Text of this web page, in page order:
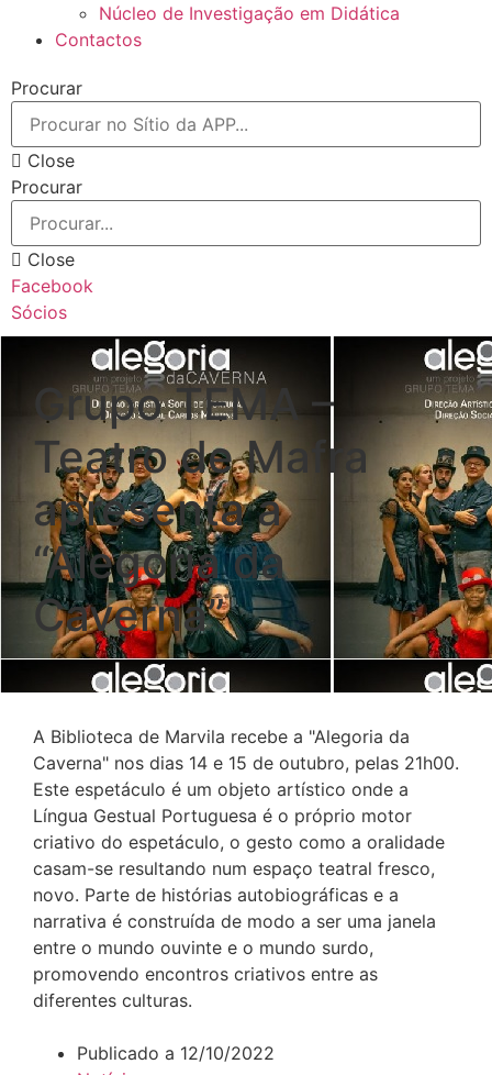
Núcleo de Investigação em Didática
Contactos
Procurar
Close
Procurar
Close
Facebook
Sócios
Grupo TEMA –
Teatro de Mafra
apresenta a
“Alegoria da
Caverna”
A Biblioteca de Marvila recebe a "Alegoria da
Caverna" nos dias 14 e 15 de outubro, pelas 21h00.
Este espetáculo é um objeto artístico onde a
Língua Gestual Portuguesa é o próprio motor
criativo do espetáculo, o gesto como a oralidade
casam-se resultando num espaço teatral fresco,
novo. Parte de histórias autobiográficas e a
narrativa é construída de modo a ser uma janela
entre o mundo ouvinte e o mundo surdo,
promovendo encontros criativos entre as
diferentes culturas.
Publicado a 12/10/2022